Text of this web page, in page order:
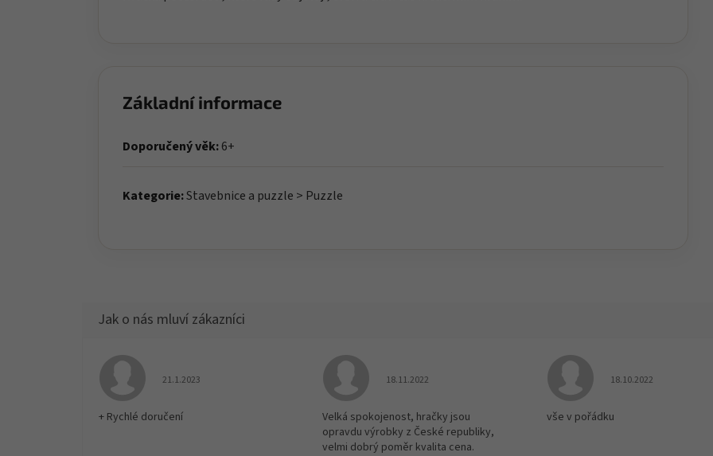
Základní informace
Doporučený věk:6+
Kategorie:Stavebnice a puzzle > Puzzle
Hodnocení obchodu je 5 z 5 hvězdiček.
21.1.2023
+ Rychlé doručení
Hodnocení obchodu je 5 z 5 hvězdiček.
18.11.2022
Velká spokojenost, hračky jsou
opravdu výrobky z České republiky,
velmi dobrý poměr kvalita cena.
Hodnocení obchodu
18.10.2022
vše v pořádku